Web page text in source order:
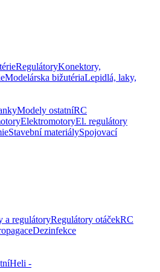
RegulátoryKonektory,
Modelárska bižutériaLepidlá, laky,
Modely ostatníRC
ElektromotoryEl. regulátory
Stavební materiálySpojovací
a regulátoryRegulátory otáčekRC
Dezinfekce
Heli -